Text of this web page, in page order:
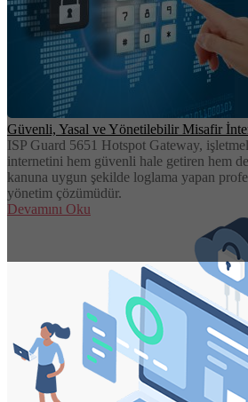
Güvenli, Yasal ve Yönetilebilir Misafir
ISP Guard 5651 Hotspot Gateway,
internetini hem güvenli hale getiren hem de
kanuna uygun şekilde loglama yapan
yönetim çözümüdür.
Devamını Oku